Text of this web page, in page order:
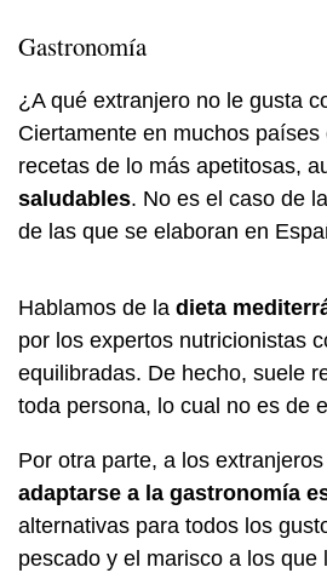
Gastronomía
¿A qué extranjero no le gusta
Ciertamente en muchos
recetas de lo más apetitosas,
saludables. No es el caso de
de las que se elaboran en
Hablamos de la dieta
por los expertos nutricionistas
equilibradas. De hecho, suele
toda persona, lo cual no es de
Por otra parte, a los
adaptarse a la gastronomía
alternativas para todos los
pescado y el marisco a los que